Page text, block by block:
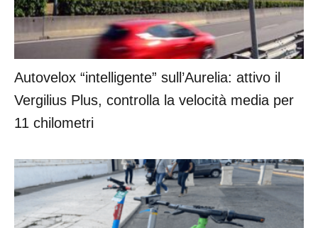
Autovelox “intelligente” sull’Aurelia: attivo il
Vergilius Plus, controlla la velocità media per
11 chilometri